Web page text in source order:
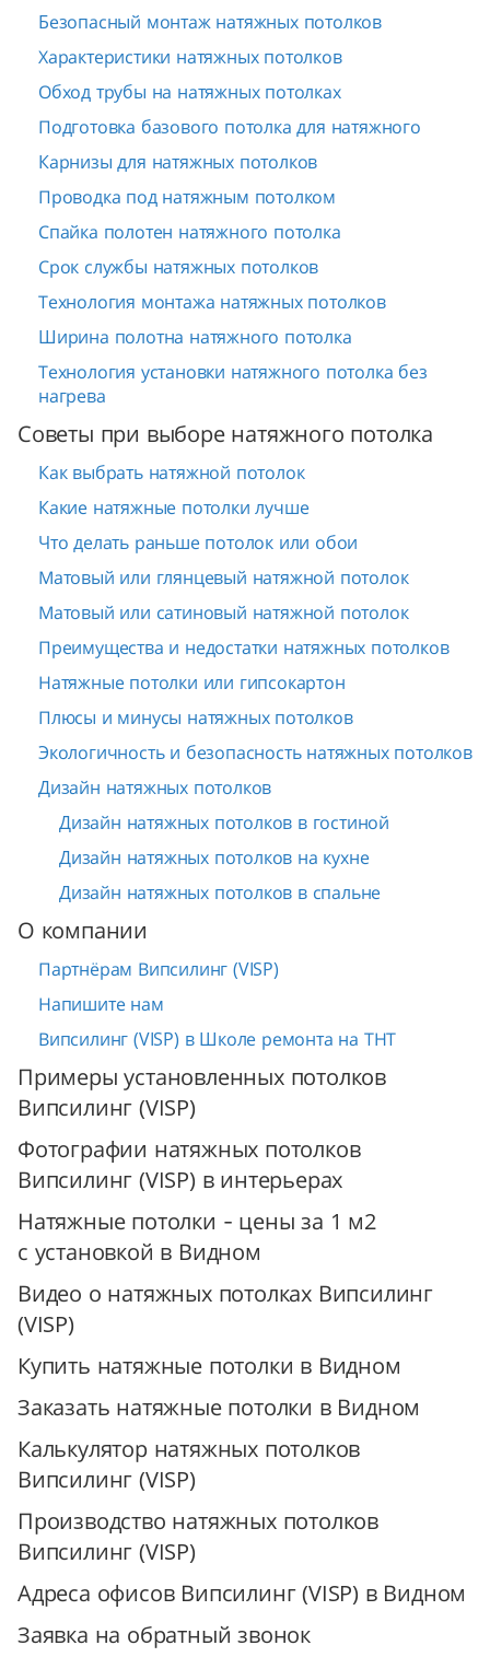
Безопасный монтаж натяжных потолков
Характеристики натяжных потолков
Обход трубы на натяжных потолках
Подготовка базового потолка для натяжного
Карнизы для натяжных потолков
Проводка под натяжным потолком
Спайка полотен натяжного потолка
Срок службы натяжных потолков
Технология монтажа натяжных потолков
Ширина полотна натяжного потолка
Технология установки натяжного потолка без
нагрева
Советы при выборе натяжного потолка
Как выбрать натяжной потолок
Какие натяжные потолки лучше
Что делать раньше потолок или обои
Матовый или глянцевый натяжной потолок
Матовый или сатиновый натяжной потолок
Преимущества и недостатки натяжных потолков
Натяжные потолки или гипсокартон
Плюсы и минусы натяжных потолков
Экологичность и безопасность натяжных потолков
Дизайн натяжных потолков
Дизайн натяжных потолков в гостиной
Дизайн натяжных потолков на кухне
Дизайн натяжных потолков в спальне
О компании
Партнёрам Випсилинг (VISP)
Напишите нам
Випсилинг (VISP) в Школе ремонта на ТНТ
Примеры установленных потолков
Випсилинг (VISP)
Фотографии натяжных потолков
Випсилинг (VISP) в интерьерах
Натяжные потолки - цены за 1 м2
с установкой в Видном
Видео о натяжных потолках Випсилинг
(VISP)
Купить натяжные потолки в Видном
Заказать натяжные потолки в Видном
Калькулятор натяжных потолков
Випсилинг (VISP)
Производство натяжных потолков
Випсилинг (VISP)
Адреса офисов Випсилинг (VISP) в Видном
Заявка на обратный звонок